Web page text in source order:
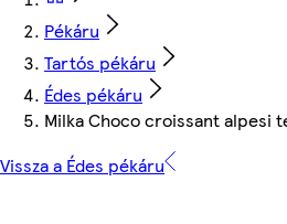
Pékáru
Tartós pékáru
Édes pékáru
Milka Choco croissant alpesi
Vissza a Édes pékáru